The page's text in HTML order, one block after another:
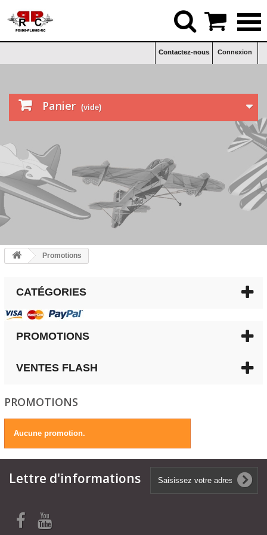
Connexion
Contactez-nous
Panier (vide)
Promotions
CATÉGORIES
PROMOTIONS
VENTES FLASH
PROMOTIONS
Aucune promotion.
Lettre d'informations
 
